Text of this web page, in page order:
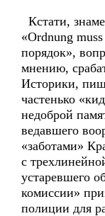
Кстати,
«Ordnung
порядок»,
мнению,
Историки,
частенько
недоброй
ведавшего
«заботами»
с
устаревшего
комиссии»
полиции для